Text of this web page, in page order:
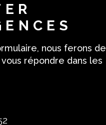
nous ferons de
répondre dans les